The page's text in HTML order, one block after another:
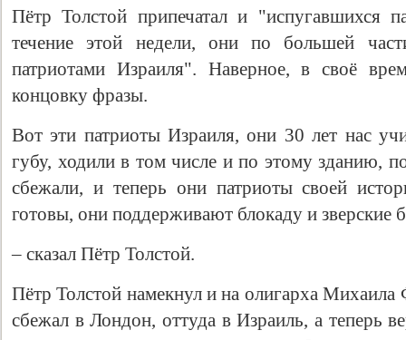
Пётр Толстой припечатал и "испугавшихся
течение этой недели, они по большей
патриотами Израиля". Наверное, в своё
концовку фразы.
Вот эти патриоты Израиля, они 30 лет нас
губу, ходили в том числе и по этому зданию,
сбежали, и теперь они патриоты своей
готовы, они поддерживают блокаду и зверские
– сказал Пётр Толстой.
Пётр Толстой намекнул и на олигарха
сбежал в Лондон, оттуда в Израиль, а теперь